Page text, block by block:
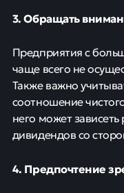
3. Обращать
Предприятия с
чаще всего не
Также важно
соотношение
него может
дивидендов со
4. Предпочтение